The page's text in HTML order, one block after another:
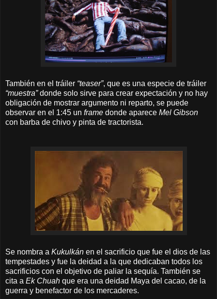
También en el tráiler “teaser”, que es una especie de tráiler
“muestra”donde solo sirve para crear expectación y no hay
obligación de mostrar argumento ni reparto, se puede
observar en el 1:45 un frame donde aparece Mel Gibson
con barba de chivo y pinta de tractorista.
Se nombra a Kukulkán en el sacrificio que fue el dios de las
tempestades y fue la deidad a la que dedicaban todos los
sacrificios con el objetivo de paliar la sequía. También se
cita a Ek Chuah que era una deidad Maya del cacao, de la
guerra y benefactor de los mercaderes.